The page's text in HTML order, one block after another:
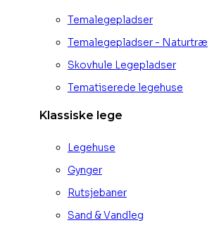
Temalegepladser
Temalegepladser - Naturtræ
Skovhule Legepladser
Tematiserede legehuse
Klassiske lege
Legehuse
Gynger
Rutsjebaner
Sand & Vandleg